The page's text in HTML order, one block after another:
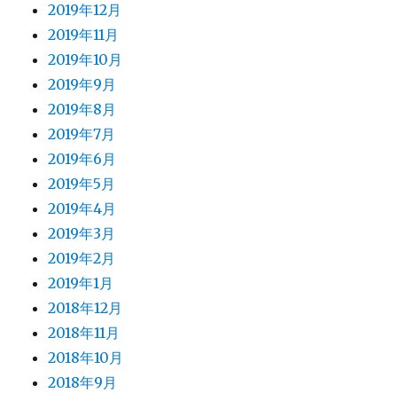
2019年12月
2019年11月
2019年10月
2019年9月
2019年8月
2019年7月
2019年6月
2019年5月
2019年4月
2019年3月
2019年2月
2019年1月
2018年12月
2018年11月
2018年10月
2018年9月